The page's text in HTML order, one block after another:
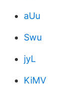
aUu
Swu
jyL
KiMV